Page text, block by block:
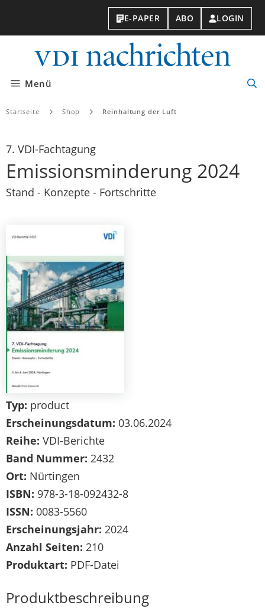
E-PAPER ABO LOGIN
Menü
Startseite Shop Reinhaltung der Luft
7. VDI-Fachtagung
Emissionsminderung 2024
Stand - Konzepte - Fortschritte
Typ: product
Erscheinungsdatum: 03.06.2024
Reihe: VDI-Berichte
Band Nummer: 2432
Ort: Nürtingen
ISBN: 978-3-18-092432-8
ISSN: 0083-5560
Erscheinungsjahr: 2024
Anzahl Seiten: 210
Produktart: PDF-Datei
Produktbeschreibung